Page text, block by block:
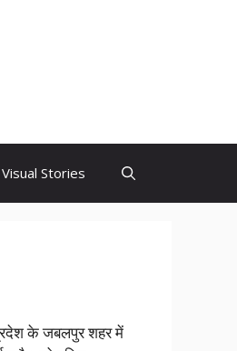
Visual Stories
के जबलपुर शहर में